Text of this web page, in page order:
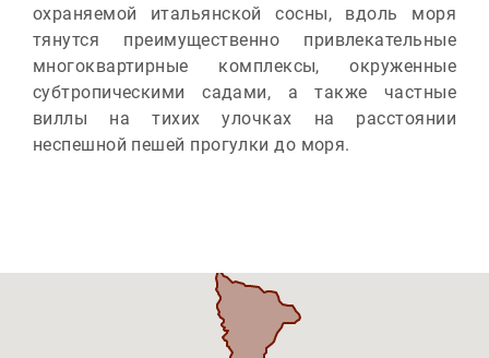
охраняемой итальянской сосны, вдоль моря
тянутся преимущественно привлекательные
многоквартирные комплексы, окруженные
субтропическими садами, а также частные
виллы на тихих улочках на расстоянии
неспешной пешей прогулки до моря.